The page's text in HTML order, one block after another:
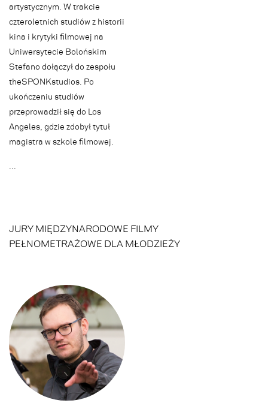
artystycznym. W trakcie
czteroletnich studiów z historii
kina i krytyki filmowej na
Uniwersytecie Bolońskim
Stefano dołączył do zespołu
theSPONKstudios. Po
ukończeniu studiów
przeprowadził się do Los
Angeles, gdzie zdobył tytuł
magistra w szkole filmowej.
...
JURY MIĘDZYNARODOWE FILMY
PEŁNOMETRAŻOWE DLA MŁODZIEŻY